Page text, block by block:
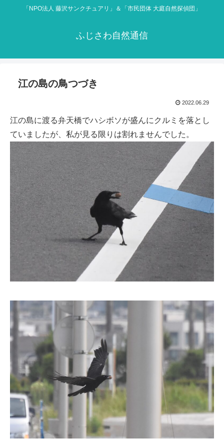
「NPO法人 藤沢サンクチュアリ」＆「市民団体 大庭自然探偵団」
ふじさわ自然通信
江の島の鳥つづき
2022.06.29
江の島に渡る弁天橋でハシボソが盛んにクルミを落とし
ていましたが、私が見る限りは割れませんでした。